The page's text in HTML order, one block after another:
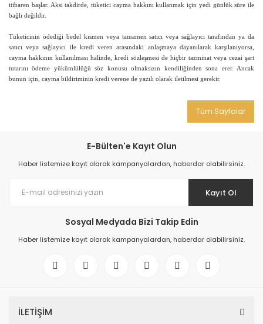
itibaren başlar. Aksi takdirde, tüketici cayma hakkını kullanmak için yedi günlük süre ile
bağlı değildir.
Tüketicinin ödediği bedel kısmen veya tamamen satıcı veya sağlayıcı tarafından ya da
satıcı veya sağlayıcı ile kredi veren arasındaki anlaşmaya dayanılarak karşılanıyorsa,
cayma hakkının kullanılması halinde, kredi sözleşmesi de hiçbir tazminat veya cezai şart
tutarını ödeme yükümlülüğü söz konusu olmaksızın kendiliğinden sona erer. Ancak
bunun için, cayma bildiriminin kredi verene de yazılı olarak iletilmesi gerekir.
Tüm Sayfalar
E-Bülten'e Kayıt Olun
Haber listemize kayıt olarak kampanyalardan, haberdar olabilirsiniz.
Kayıt Ol
Sosyal Medyada Bizi Takip Edin
Haber listemize kayıt olarak kampanyalardan, haberdar olabilirsiniz.
İLETİŞİM